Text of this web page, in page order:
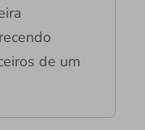
de um